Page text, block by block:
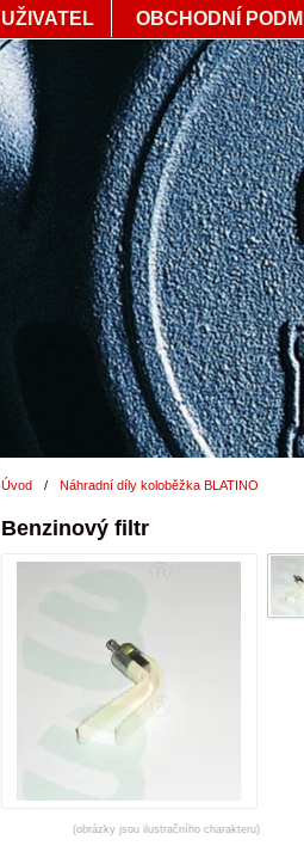
UŽIVATEL OBCHODNÍ
Úvod / Náhradní díly koloběžka BLATINO
Benzinový filtr
(obrázky jsou ilustračního charakteru)